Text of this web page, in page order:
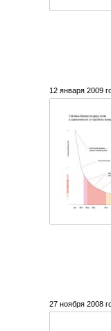
12 января 2009
27 ноября 2008